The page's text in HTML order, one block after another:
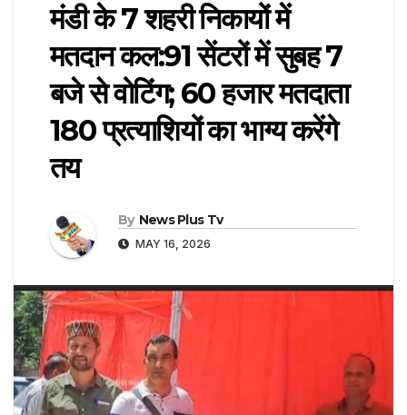
मंडी के 7 शहरी निकायों में
मतदान कल:91 सेंटरों में सुबह 7
बजे से वोटिंग; 60 हजार मतदाता
180 प्रत्याशियों का भाग्य करेंगे
तय
By News Plus Tv
MAY 16, 2026